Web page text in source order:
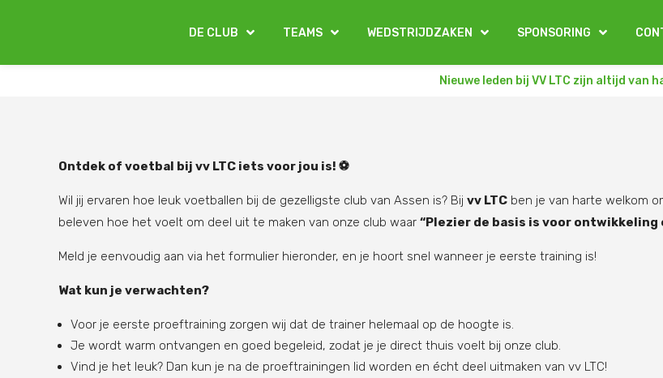
DE CLUB TEAMS WEDSTRIJDZAKEN SPONSORING
Nieuwe leden bij VV LTC zijn altijd van
Ontdek of voetbal bij vv LTC iets voor jou is! ⚽
Wil jij ervaren hoe leuk voetballen bij de gezelligste club van Assen is? Bij vv LTC ben je van harte welkom
beleven hoe het voelt om deel uit te maken van onze club waar “Plezier de basis is voor ontwikkeling
Meld je eenvoudig aan via het formulier hieronder, en je hoort snel wanneer je eerste training is!
Wat kun je verwachten?
Voor je eerste proeftraining zorgen wij dat de trainer helemaal op de hoogte is.
Je wordt warm ontvangen en goed begeleid, zodat je je direct thuis voelt bij onze club.
Vind je het leuk? Dan kun je na de proeftrainingen lid worden en écht deel uitmaken van vv LTC!